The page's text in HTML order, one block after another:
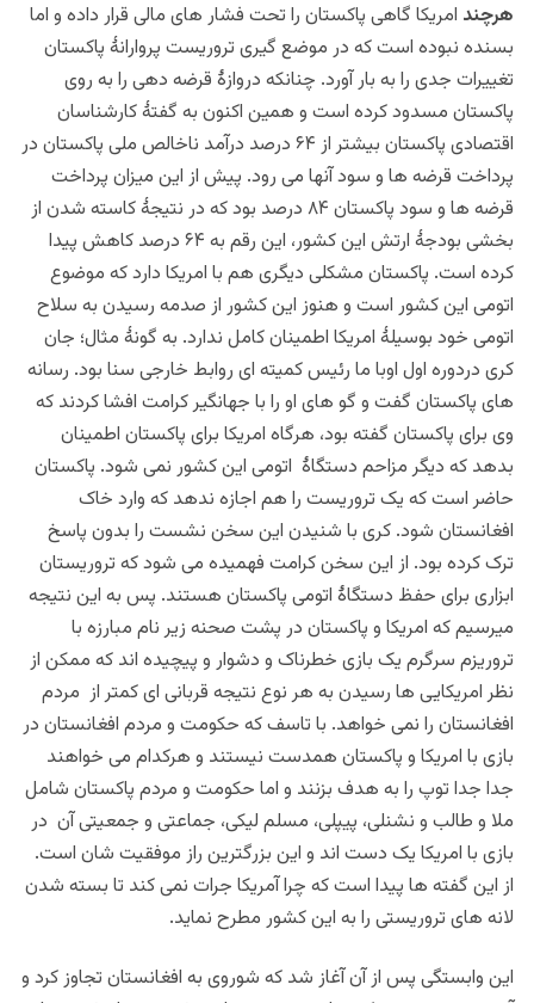
هرچند امریکا گاهی پاکستان را تحت فشار های مالی قرار داده و اما
بسنده نبوده است که در موضع گیری تروریست پروارانۀ پاکستان
تغییرات جدی را به بار آورد. چنانکه دروازۀ قرضه دهی را به روی
پاکستان مسدود کرده است و همین اکنون به گفتۀ کارشناسان
اقتصادی پاکستان بیشتر از ۶۴ درصد درآمد ناخالص ملی پاکستان در
پرداخت قرضه ها و سود آنها می رود. پیش از این میزان پرداخت
قرضه ها و سود پاکستان ۸۴ درصد بود که در نتیجۀ کاسته شدن از
بخشی بودجۀ ارتش این کشور، این رقم به ۶۴ درصد کاهش پیدا
کرده است. پاکستان مشکلی دیگری هم با امریکا دارد که موضوع
اتومی این کشور است و هنوز این کشور از صدمه رسیدن به سلاح
اتومی خود بوسیلۀ امریکا اطمینان کامل ندارد. به گونۀ مثال؛ جان
کری دردوره اول اوبا ما رئیس کمیته ای روابط خارجی سنا بود. رسانه
های پاکستان گفت و گو های او را با جهانگیر کرامت افشا کردند که
وی برای پاکستان گفته بود، هرگاه امریکا برای پاکستان اطمینان
بدهد که دیگر مزاحم دستگاۀ اتومی این کشور نمی شود. پاکستان
حاضر است که یک تروریست را هم اجازه ندهد که وارد خاک
افغانستان شود. کری با شنیدن این سخن نشست را بدون پاسخ
ترک کرده بود. از این سخن کرامت فهمیده می شود که تروریستان
ابزاری برای حفظ دستگاۀ اتومی پاکستان هستند. پس به این نتیجه
میرسیم که امریکا و پاکستان در پشت صحنه زیر نام مبارزه با
تروریزم سرگرم یک بازی خطرناک و دشوار و پیچیده اند که ممکن از
نظر امریکایی ها رسیدن به هر نوع نتیجه قربانی ای کمتر از مردم
افغانستان را نمی خواهد. با تاسف که حکومت و مردم افغانستان در
بازی با امریکا و پاکستان همدست نیستند و هرکدام می خواهند
جدا جدا توپ را به هدف بزنند و اما حکومت و مردم پاکستان شامل
ملا و طالب و نشنلی، پیپلی، مسلم لیکی، جماعتی و جمعیتی آن در
بازی با امریکا یک دست اند و این بزرگترین راز موفقیت شان است.
از این گفته ها پیدا است که چرا آمریکا جرات نمی کند تا بسته شدن
لانه های تروریستی را به این کشور مطرح نماید.
این وابستگی پس از آن آغاز شد که شوروی به افغانستان تجاوز کرد و